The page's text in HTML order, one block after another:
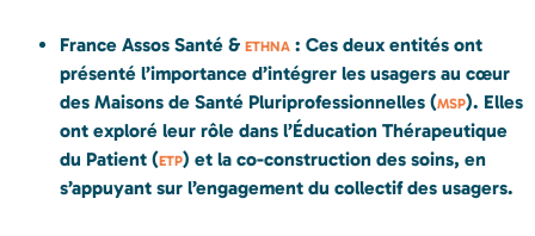
France Assos Santé & ETHNA : Ces deux entités ont
présenté l’importance d’intégrer les usagers au cœur
des Maisons de Santé Pluriprofessionnelles (MSP). Elles
ont exploré leur rôle dans l’Éducation Thérapeutique
du Patient (ETP) et la co-construction des soins, en
s’appuyant sur l’engagement du collectif des usagers.